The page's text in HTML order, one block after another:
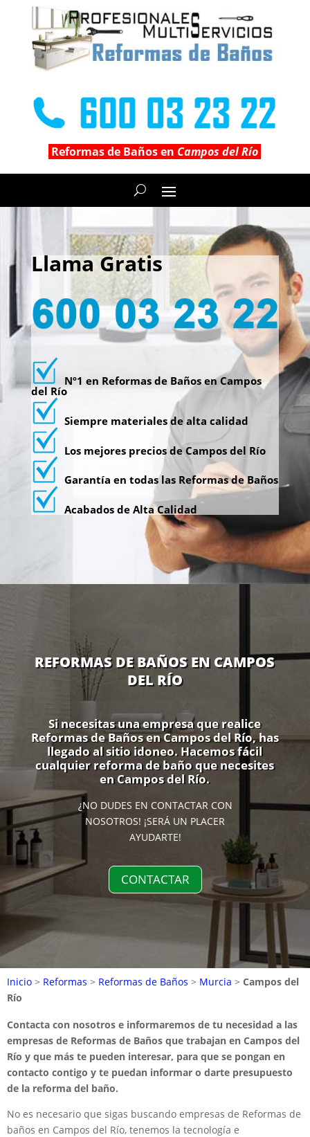
Reformas de Baños en Campos del Río
Llama Gratis
Nº1 en Reformas de Baños en Campos
del Río
Siempre materiales de alta calidad
Los mejores precios de Campos del Río
Garantía en todas las Reformas de Baños
Acabados de Alta Calidad
REFORMAS DE BAÑOS EN CAMPOS
DEL RÍO
Si necesitas una empresa que realice
Reformas de Baños en Campos del Río, has
llegado al sitio idoneo. Hacemos fácil
cualquier reforma de baño que necesites
en Campos del Río.
¿NO DUDES EN CONTACTAR CON
NOSOTROS! ¡SERÁ UN PLACER
AYUDARTE!
CONTACTAR
Inicio > Reformas > Reformas de Baños > Murcia > Campos del
Río
Contacta con nosotros e informaremos de tu necesidad a las
empresas de Reformas de Baños que trabajan en Campos del
Río y que más te pueden interesar, para que se pongan en
contacto contigo y te puedan informar o darte presupuesto
de la reforma del baño.
No es necesario que sigas buscando empresas de Reformas de
baños en Campos del Río, tenemos la tecnología e